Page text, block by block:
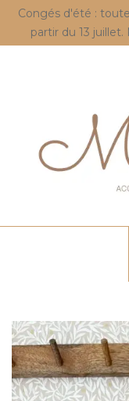
Congés d'été :
partir du 13